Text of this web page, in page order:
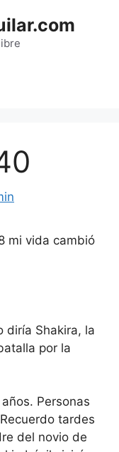
mi vida cambió
diría Shakira, la
por la
Personas
tardes
del novio de